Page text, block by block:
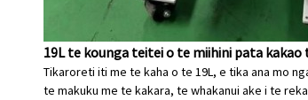
19L te kounga teitei o te miihini pata
Tikaroreti iti me te kaha o te 19L, e tika ana mo
te makuku me te kakara, te whakanui ake i te